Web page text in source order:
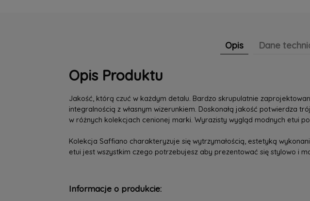
Opis Dane
Opis Produktu
Jakość, którą czuć w każdym detalu. Bardzo skrupulatnie
integralnością z własnym wizerunkiem. Doskonałą jakość potwierdza
w różnych kolekcjach cenionej marki. Wyrazisty wygląd modnych etui
Kolekcja Saffiano charakteryzuje się wytrzymałością, estetyką
etui jest wszystkim czego potrzebujesz aby prezentować się stylowo i
Informacje o produkcie: